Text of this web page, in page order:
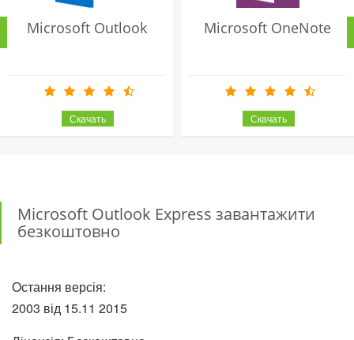
Microsoft Outlook Microsoft OneNote
Microsoft Outlook Express завантажити
безкоштовно
Остання версія:
2003 від 15.11 2015